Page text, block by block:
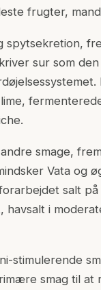
frugter,
spytsekretion,
sur som
smage,
Vata og
salt
i
stimulerende
smag til